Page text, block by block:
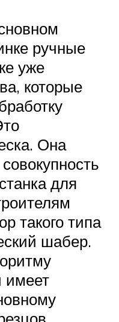
ручные
уже
которые
Она
для
такого типа
шабер.
имеет